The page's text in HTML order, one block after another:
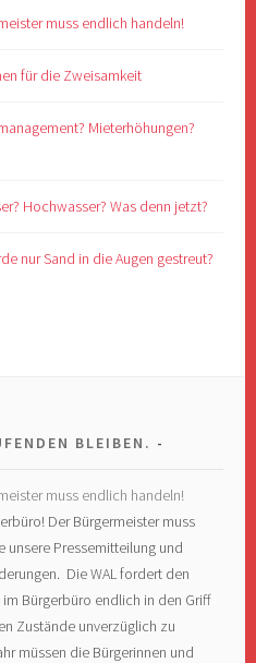
muss endlich handeln!
für die Zweisamkeit
Mieterhöhungen?
Hochwasser? Was denn jetzt?
nur Sand in die Augen gestreut?
BLEIBEN.
muss endlich handeln!
Der Bürgermeister muss
unsere Pressemitteilung und
Die WAL fordert den
Bürgerbüro endlich in den Griff
Zustände unverzüglich zu
müssen die Bürgerinnen und